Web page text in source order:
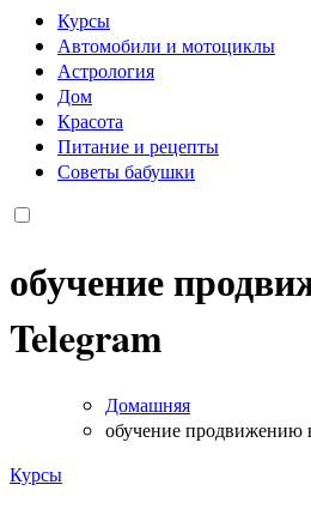
Курсы
Автомобили и мотоциклы
Астрология
Дом
Красота
Питание и рецепты
Советы бабушки
обучение
Telegram
Домашняя
обучение продвижению
Курсы